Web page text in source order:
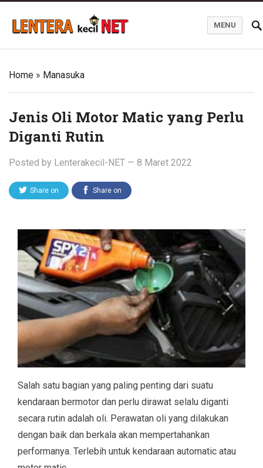
MENU
Home » Manasuka
Jenis Oli Motor Matic yang Perlu
Diganti Rutin
Posted by Lenterakecil-NET — 8 Maret 2022
Share on Share on
Salah satu bagian yang paling penting dari suatu
kendaraan bermotor dan perlu dirawat selalu diganti
secara rutin adalah oli. Perawatan oli yang dilakukan
dengan baik dan berkala akan mempertahankan
performanya. Terlebih untuk kendaraan automatic atau